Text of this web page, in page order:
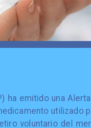
ha emitido una
utilizado
voluntario del